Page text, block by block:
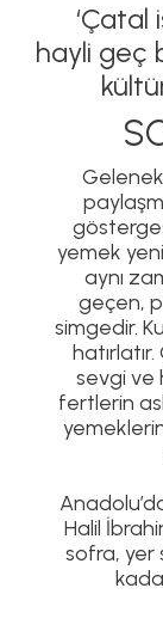
‘Çatal
hayli geç
yemek
aynı
geçen,
simgedir.
sevgi ve
fertlerin
Halil
sofra, yer